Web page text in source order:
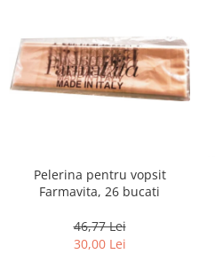
Pelerina pentru vopsit
Farmavita, 26 bucati
46,77 Lei
30,00 Lei